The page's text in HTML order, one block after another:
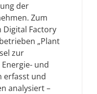
der
Zum
Digital Factory
„Plant
zur
und
erfasst und
analysiert –